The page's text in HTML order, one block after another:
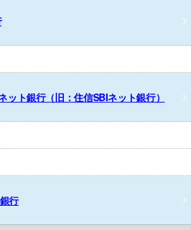
ット銀行（旧：住信SBIネット銀行）
行